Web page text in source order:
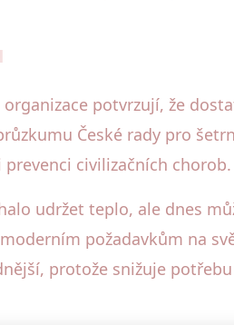
potvrzují, že
České rady pro
civilizačních chorob.
udržet teplo, ale dnes
požadavkům na
protože snižuje